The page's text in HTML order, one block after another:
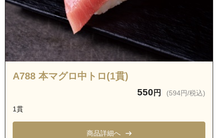
A788 本マグロ中トロ(1貫)
550 円 (594円/税込)
1貫
商品詳細へ